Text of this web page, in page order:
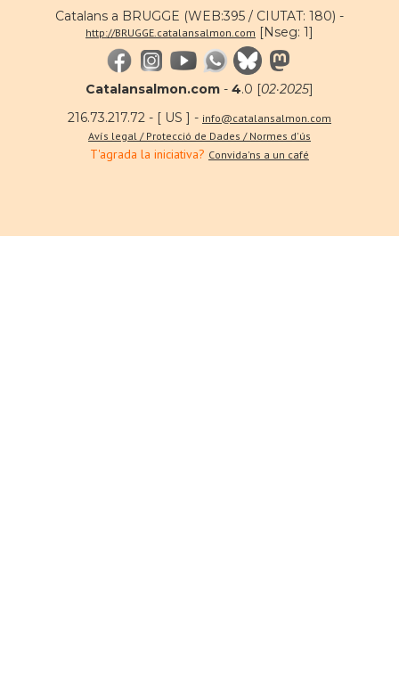
Catalans a BRUGGE (WEB:395 / CIUTAT: 180) -
http://BRUGGE.catalansalmon.com [Nseg: 1]
Catalansalmon.com - 4.0 [02·2025]
216.73.217.72 - [ US ] - info@catalansalmon.com
Avís legal / Protecció de Dades / Normes d'ús
T'agrada la iniciativa? Convida'ns a un café